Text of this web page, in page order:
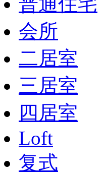
会所
二居室
三居室
四居室
Loft
复式